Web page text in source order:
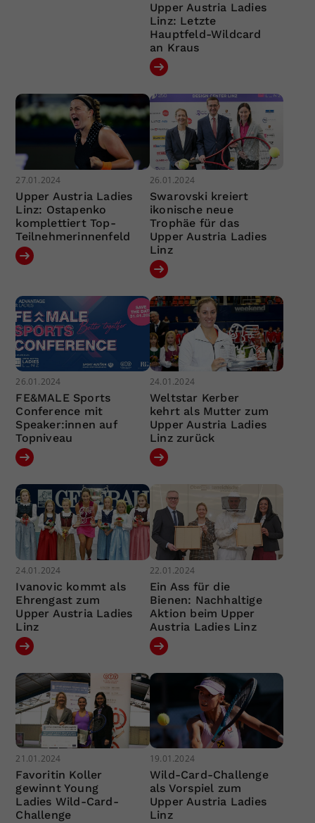
Upper Austria Ladies
Linz: Letzte
Hauptfeld-Wildcard
an Kraus
27.01.2024
Upper Austria Ladies
Linz: Ostapenko
komplettiert Top-
Teilnehmerinnenfeld
26.01.2024
Swarovski kreiert
ikonische neue
Trophäe für das
Upper Austria Ladies
Linz
26.01.2024
FE&MALE Sports
Conference mit
Speaker:innen auf
Topniveau
24.01.2024
Weltstar Kerber
kehrt als Mutter zum
Upper Austria Ladies
Linz zurück
24.01.2024
Ivanovic kommt als
Ehrengast zum
Upper Austria Ladies
Linz
22.01.2024
Ein Ass für die
Bienen: Nachhaltige
Aktion beim Upper
Austria Ladies Linz
21.01.2024
Favoritin Koller
gewinnt Young
Ladies Wild-Card-
Challenge
19.01.2024
Wild-Card-Challenge
als Vorspiel zum
Upper Austria Ladies
Linz